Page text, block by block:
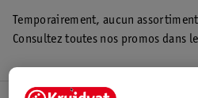
Temporairement, aucun
Consultez toutes nos promos dans le